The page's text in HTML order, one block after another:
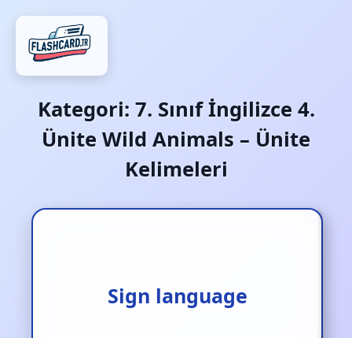
Kategori: 7. Sınıf İngilizce 4.
Ünite Wild Animals – Ünite
Kelimeleri
Sign language
İşaret dili